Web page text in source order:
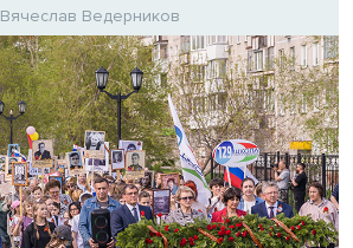
Вячеслав Ведерников